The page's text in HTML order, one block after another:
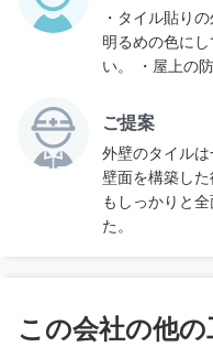
・タイル貼り
明るめの色に
い。 ・屋上の
ご提案
外壁のタイル
壁面を構築し
もしっかりと
た。
この会社の他